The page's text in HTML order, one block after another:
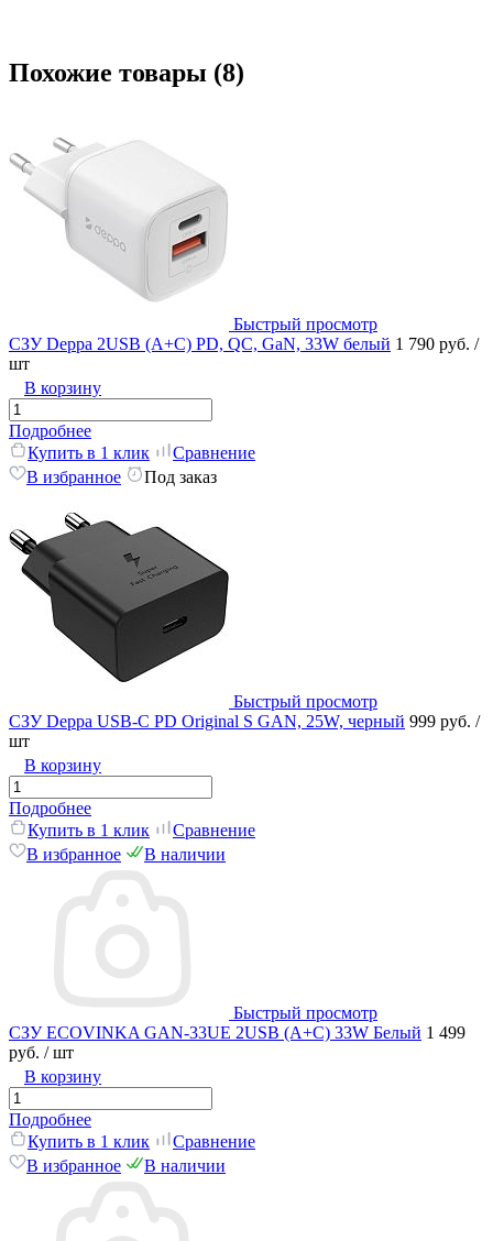
Похожие товары (8)
Быстрый просмотр
СЗУ Deppa 2USB (A+C) PD, QC, GaN, 33W белый 1 790 руб. /
шт
В корзину
Подробнее
Купить в 1 клик
Сравнение
В избранное
Под заказ
Быстрый просмотр
СЗУ Deppa USB-C PD Original S GAN, 25W, черный 999 руб. /
шт
В корзину
Подробнее
Купить в 1 клик
Сравнение
В избранное
В наличии
Быстрый просмотр
СЗУ ECOVINKA GAN-33UE 2USB (A+C) 33W Белый 1 499
руб. / шт
В корзину
Подробнее
Купить в 1 клик
Сравнение
В избранное
В наличии